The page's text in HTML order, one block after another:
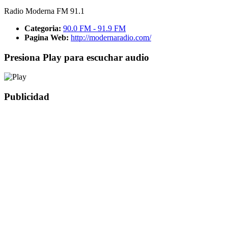
Radio Moderna FM 91.1
Categoria: 90.0 FM - 91.9 FM
Pagina Web: http://modernaradio.com/
Presiona Play para escuchar audio
Publicidad